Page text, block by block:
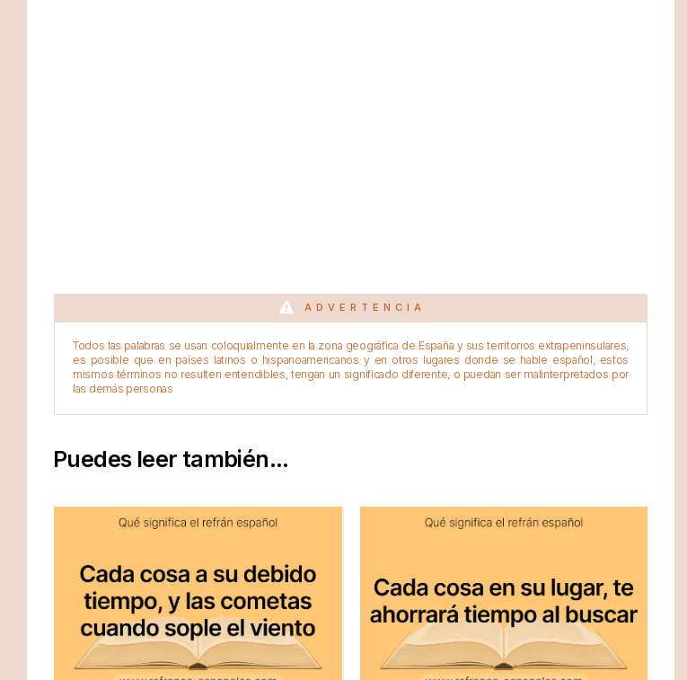
ADVERTENCIA
Todos las palabras se usan coloquialmente en la zona geográfica de España y sus territorios extrapeninsulares,
es posible que en países latinos o hispanoamericanos y en otros lugares donde se hable español, estos
mismos términos no resulten entendibles, tengan un significado diferente, o puedan ser malinterpretados por
las demás personas
Puedes leer también...